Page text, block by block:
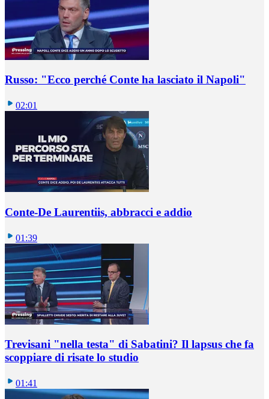
Russo: "Ecco perché Conte ha lasciato il Napoli"
02:01
Conte-De Laurentiis, abbracci e addio
01:39
Trevisani "nella testa" di Sabatini? Il lapsus che fa
scoppiare di risate lo studio
01:41